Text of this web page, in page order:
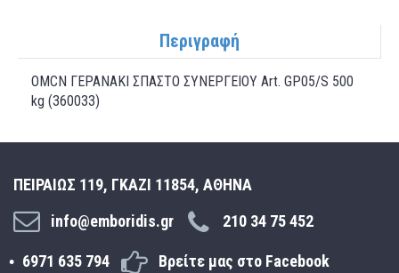
Περιγραφή
OMCN ΓΕΡΑΝΑΚΙ ΣΠΑΣΤΟ ΣΥΝΕΡΓΕΙΟΥ Art. GP05/S 500
kg (360033)
ΠΕΙΡΑΙΩΣ 119, ΓΚΑΖΙ 11854, ΑΘΗΝΑ
info@emboridis.gr
210 34 75 452
6971 635 794 Βρείτε μας στο Facebook